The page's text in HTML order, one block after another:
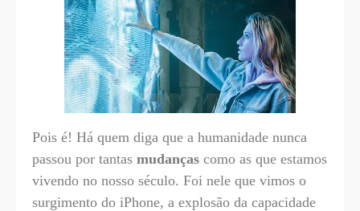
Pois é! Há quem diga que a humanidade nunca
passou por tantas mudanças como as que estamos
vivendo no nosso século. Foi nele que vimos o
surgimento do iPhone, a explosão da capacidade